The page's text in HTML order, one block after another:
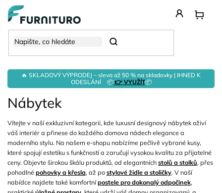
Přejít
obsah
🔥 SKLADOVÝ VÝPRODEJ – sleva až 50 % na skladovky | IHNED K
ODESLÁNÍ 📦👉 VYUŽÍT📦
Hledat
Nábytek
Vítejte v naší exkluzivní kategorii, kde luxusní designový nábytek oživí
váš interiér a přinese do každého domova nádech elegance a
moderního stylu. Na našem e-shopu nabízíme pečlivě vybrané kusy,
které spojují estetiku s funkčností a zaručují vysokou kvalitu za přijatelné
ceny. Objevte širokou škálu produktů, od elegantníchstolů a stolků, přes
pohodlnépohovky a křesla, až postylové židle a stoličky. V naší
nabídce najdete také komfortnípostele pro dokonalý odpočinek,